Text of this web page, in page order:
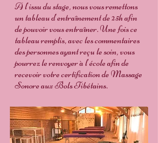
A l'issu du stage, nous vous remettons
un tableau d'entraînement de 25h afin
de pouvoir vous entraîner. Une fois ce
tableau remplis, avec les commentaires
des personnes ayant reçu le soin, vous
pourrez le renvoyer à l'école afin de
recevoir votre certification de Massage
Sonore aux Bols Tibétains.